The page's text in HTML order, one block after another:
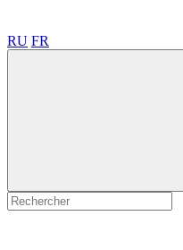
RU FR